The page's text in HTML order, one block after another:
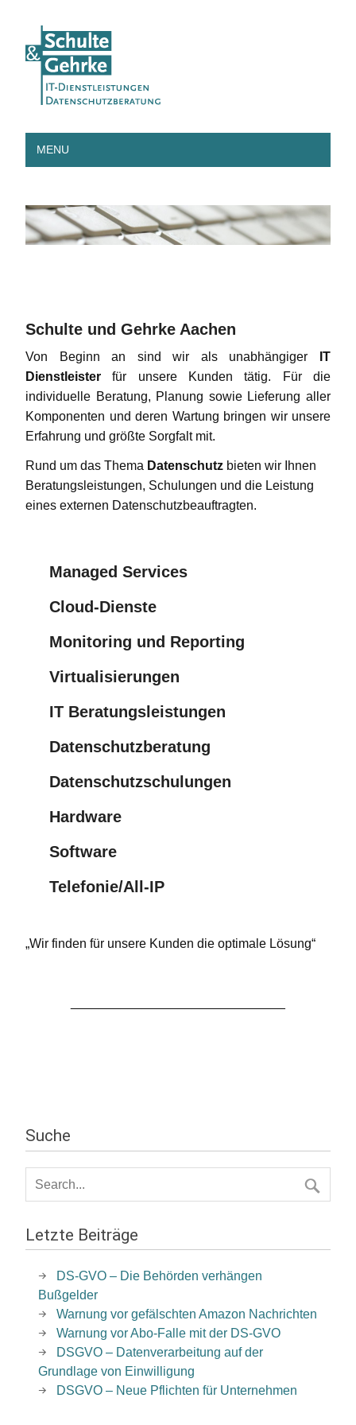
MENU
Schulte und Gehrke Aachen
Von Beginn an sind wir als unabhängiger
IT
Dienstleister für unsere Kunden tätig. Für die
individuelle Beratung, Planung sowie Lieferung aller
Komponenten und deren Wartung bringen wir unsere
Erfahrung und größte Sorgfalt mit.
Rund um das Thema Datenschutz bieten wir Ihnen
Beratungsleistungen, Schulungen und die Leistung
eines externen Datenschutzbeauftragten.
Managed Services
Cloud-Dienste
Monitoring und Reporting
Virtualisierungen
IT Beratungsleistungen
Datenschutzberatung
Datenschutzschulungen
Hardware
Software
Telefonie/All-IP
„Wir finden für unsere Kunden die optimale Lösung“
Suche
Letzte Beiträge
DS-GVO – Die Behörden verhängen
Bußgelder
Warnung vor gefälschten Amazon Nachrichten
Warnung vor Abo-Falle mit der DS-GVO
DSGVO – Datenverarbeitung auf der
Grundlage von Einwilligung
DSGVO – Neue Pflichten für Unternehmen